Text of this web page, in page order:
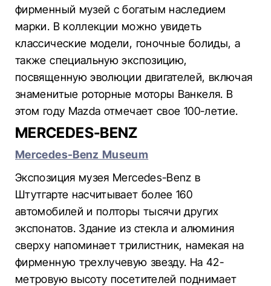
фирменный музей с богатым наследием
марки. В коллекции можно увидеть
классические модели, гоночные болиды, а
также специальную экспозицию,
посвященную эволюции двигателей, включая
знаменитые роторные моторы Ванкеля. В
этом году Mazda отмечает свое 100-летие.
MERCEDES-BENZ
Mercedes-Benz Museum
Экспозиция музея Mercedes-Benz в
Штутгарте насчитывает более 160
автомобилей и полторы тысячи других
экспонатов. Здание из стекла и алюминия
сверху напоминает трилистник, намекая на
фирменную трехлучевую звезду. На 42-
метровую высоту посетителей поднимает